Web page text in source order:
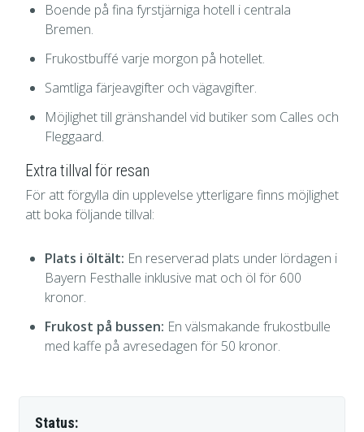
Boende på fina fyrstjärniga hotell i centrala
Bremen.
Frukostbuffé varje morgon på hotellet.
Samtliga färjeavgifter och vägavgifter.
Möjlighet till gränshandel vid butiker som Calles och
Fleggaard.
Extra tillval för resan
För att förgylla din upplevelse ytterligare finns möjlighet
att boka följande tillval:
Plats i öltält: En reserverad plats under lördagen i
Bayern Festhalle inklusive mat och öl för 600
kronor.
Frukost på bussen: En välsmakande frukostbulle
med kaffe på avresedagen för 50 kronor.
Status: